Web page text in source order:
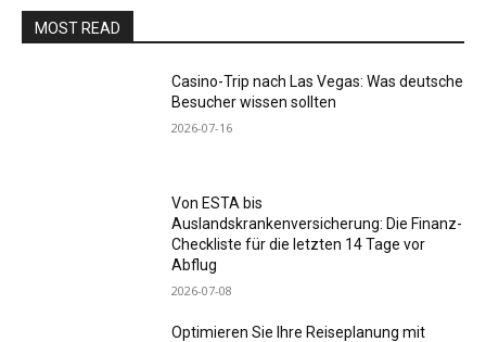
MOST READ
Casino-Trip nach Las Vegas: Was deutsche
Besucher wissen sollten
2026-07-16
Von ESTA bis
Auslandskrankenversicherung: Die Finanz-
Checkliste für die letzten 14 Tage vor
Abflug
2026-07-08
Optimieren Sie Ihre Reiseplanung mit